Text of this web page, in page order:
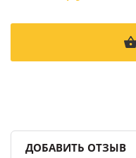
ДОБАВИТЬ ОТЗЫВ